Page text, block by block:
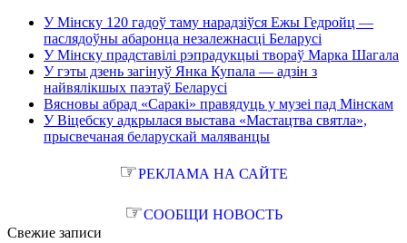
У Мінску 120 гадоў таму нарадзіўся Ежы Гедройц —
паслядоўны абаронца незалежнасці Беларусі
У Мінску прадставілі рэпрадукцыі твораў Марка Шагала
У гэты дзень загінуў Янка Купала — адзін з
найвялікшых паэтаў Беларусі
Вясновы абрад «Саракі» правядуць у музеі пад Мінскам
У Віцебску адкрылася выстава «Мастацтва святла»,
прысвечаная беларускай маляванцы
☞РЕКЛАМА НА САЙТЕ
☞СООБЩИ НОВОСТЬ
Свежие записи